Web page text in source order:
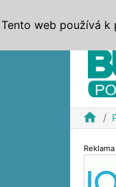
home
Reklama
Tento web používá k